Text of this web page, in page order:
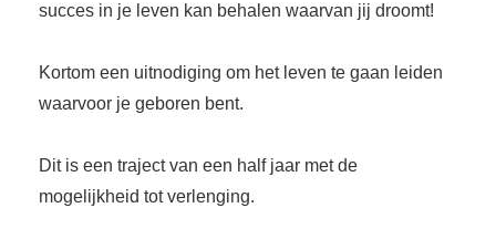
succes in je leven kan behalen waarvan jij droomt!
Kortom een uitnodiging om het leven te gaan leiden
waarvoor je geboren bent.
Dit is een traject van een half jaar met de
mogelijkheid tot verlenging.